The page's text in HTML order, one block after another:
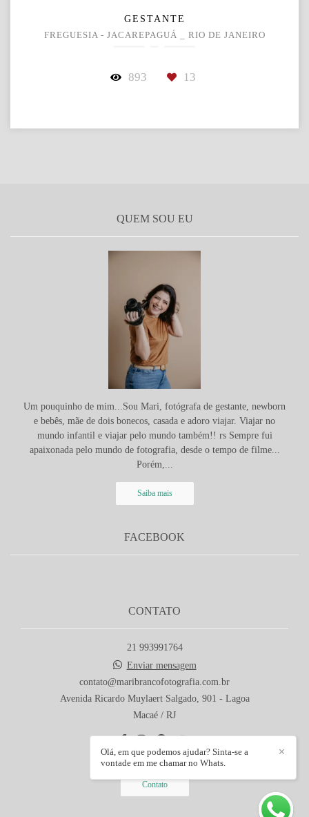
GESTANTE
FREGUESIA - JACAREPAGUÁ _ RIO DE JANEIRO
893 13
QUEM SOU EU
Um pouquinho de mim...Sou Mari, fotógrafa de gestante, newborn
e bebês, mãe de dois bonecos, casada e adoro viajar. Viajar no
mundo infantil e viajar pelo mundo também!! rs Sempre fui
apaixonada pelo mundo de fotografia, desde o tempo de filme...
Porém,...
Saiba mais
FACEBOOK
CONTATO
21 993991764
Enviar mensagem
contato@maribrancofotografia.com.br
Avenida Ricardo Muylaert Salgado, 901 - Lagoa
Macaé / RJ
Contato
✕
Olá, em que podemos ajudar? Sinta-se a
vontade em me chamar no Whats.